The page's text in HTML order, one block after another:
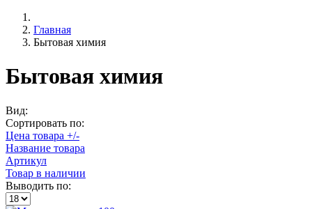
Главная
Бытовая химия
Бытовая химия
Вид:
Сортировать по:
Цена товара +/-
Название товара
Артикул
Товар в наличии
Выводить по: